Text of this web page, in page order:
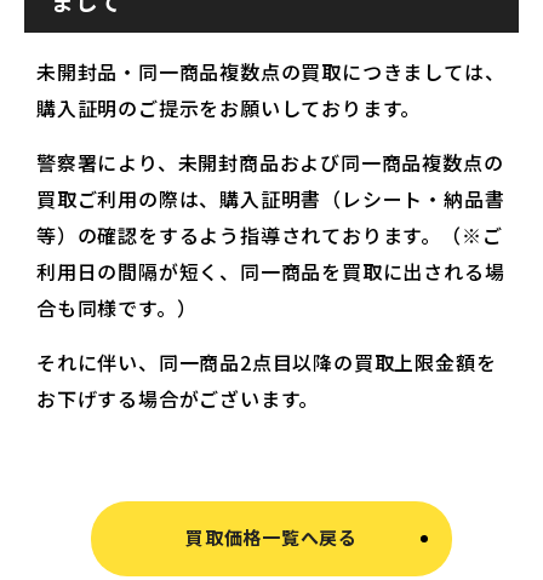
未開封品・同一商品複数点の買取につきましては、
購入証明のご提示をお願いしております。
警察署により、未開封商品および同一商品複数点の
買取ご利用の際は、購入証明書（レシート・納品書
等）の確認をするよう指導されております。（※ご
利用日の間隔が短く、同一商品を買取に出される場
合も同様です。）
それに伴い、同一商品2点目以降の買取上限金額を
お下げする場合がございます。
買取価格一覧へ戻る